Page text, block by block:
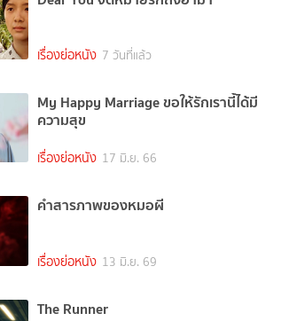
เรื่องย่อหนัง 7 วันที่แล้ว
My Happy Marriage ขอให้รักเรานี้ได้มี
ความสุข
เรื่องย่อหนัง 17 มิ.ย. 66
คำสารภาพของหมอผี
เรื่องย่อหนัง 13 มิ.ย. 69
The Runner